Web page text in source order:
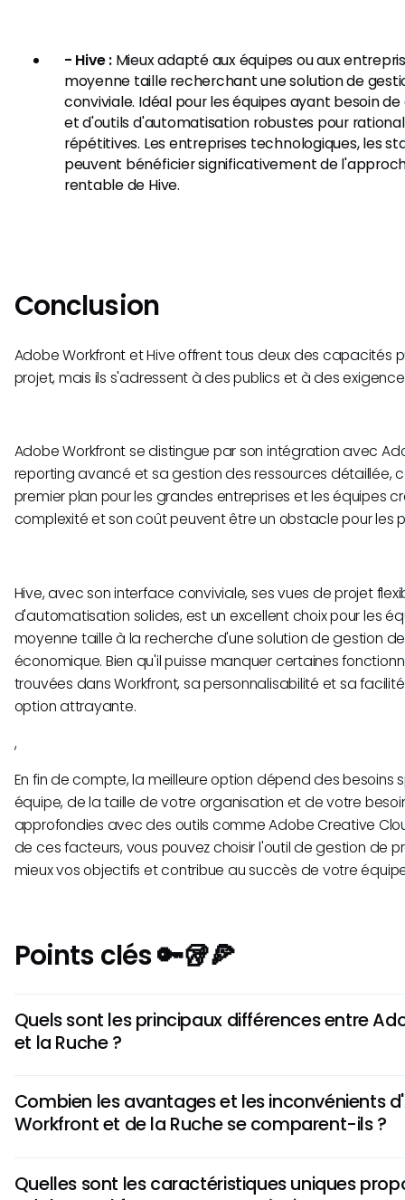
- Hive :Mieux adapté aux équipes ou aux
moyenne taille recherchant une solution de
conviviale. Idéal pour les équipes ayant besoin
et d'outils d'automatisation robustes pour
répétitives. Les entreprises technologiques, les
peuvent bénéficier significativement de
rentable de Hive.
Conclusion
Adobe Workfront et Hive offrent tous deux des capacités
projet, mais ils s'adressent à des publics et à des
Adobe Workfront se distingue par son intégration avec
reporting avancé et sa gestion des ressources détaillée,
premier plan pour les grandes entreprises et les équipes
complexité et son coût peuvent être un obstacle pour les
Hive, avec son interface conviviale, ses vues de projet
d'automatisation solides, est un excellent choix pour les
moyenne taille à la recherche d'une solution de gestion
économique. Bien qu'il puisse manquer certaines
trouvées dans Workfront, sa personnalisabilité et sa
option attrayante.
,​
En fin de compte, la meilleure option dépend des besoins
équipe, de la taille de votre organisation et de votre
approfondies avec des outils comme Adobe Creative
de ces facteurs, vous pouvez choisir l'outil de gestion de
mieux vos objectifs et contribue au succès de votre
Points clés 🔑🥡🍕
Quels sont les principaux différences entre
et la Ruche ?
projets robustes et sa scalabilité à l'échelle des
Ruche est plébiscitée pour son interface utilisateur
Combien les avantages et les inconvénients
Workfront et de la Ruche se comparent-ils ?
de reporting avancées mais peut être difficile à naviguer
Quelles sont les caractéristiques uniques